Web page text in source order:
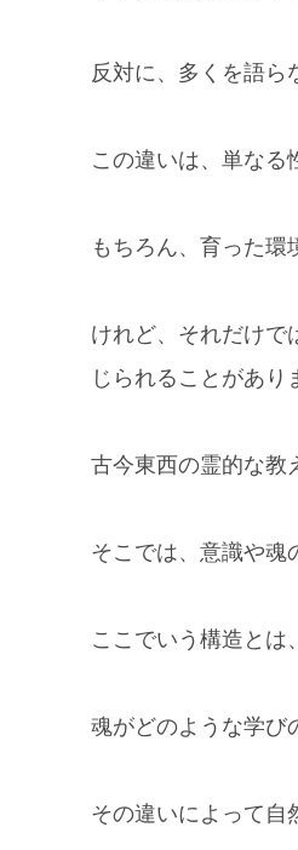
反対に、多くを語ら
この違いは、単なる
もちろん、育った環
けれど、それだけで
じられることがあり
古今東西の霊的な教
そこでは、意識や魂
ここでいう構造とは
魂がどのような学び
その違いによって自